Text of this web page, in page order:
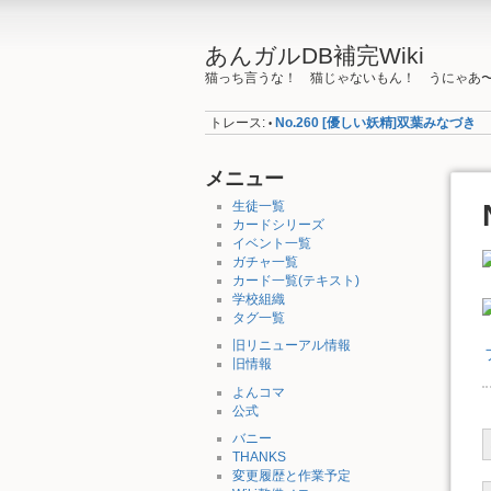
あんガルDB補完Wiki
猫っち言うな！ 猫じゃないもん！ うにゃあ〜
トレース: • No.260 [優しい妖精]双葉みなづき
メニュー
生徒一覧
カードシリーズ
イベント一覧
ガチャ一覧
カード一覧(テキスト)
学校組織
タグ一覧
旧リニューアル情報
旧情報
よんコマ
公式
バニー
THANKS
変更履歴と作業予定